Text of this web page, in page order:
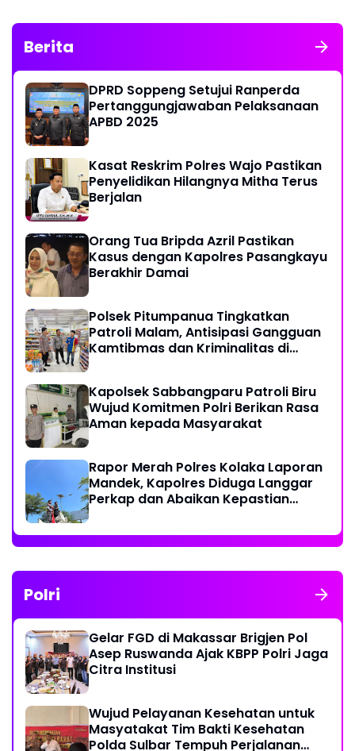
Berita
DPRD Soppeng Setujui Ranperda
Pertanggungjawaban Pelaksanaan
APBD 2025
Kasat Reskrim Polres Wajo Pastikan
Penyelidikan Hilangnya Mitha Terus
Berjalan
Orang Tua Bripda Azril Pastikan
Kasus dengan Kapolres Pasangkayu
Berakhir Damai
Polsek Pitumpanua Tingkatkan
Patroli Malam, Antisipasi Gangguan
Kamtibmas dan Kriminalitas di
Kapolsek Sabbangparu Patroli Biru
Wujud Komitmen Polri Berikan Rasa
Aman kepada Masyarakat
Rapor Merah Polres Kolaka Laporan
Mandek, Kapolres Diduga Langgar
Perkap dan Abaikan Kepastian
Polri
Gelar FGD di Makassar Brigjen Pol
Asep Ruswanda Ajak KBPP Polri Jaga
Citra Institusi
Wujud Pelayanan Kesehatan untuk
Masyatakat Tim Bakti Kesehatan
Polda Sulbar Tempuh Perjalanan